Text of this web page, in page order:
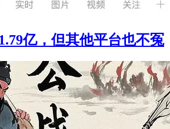
亿，但其他平台也不冤